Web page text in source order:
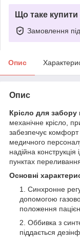
Що таке
Замовлення
Опис
Опис
Крісло для забору
механічне крісло,
забезпечує комфорт
медичного
надійна
пунктах
Основні
Синхронне
допомогою
положення
Оббивка з
піддається